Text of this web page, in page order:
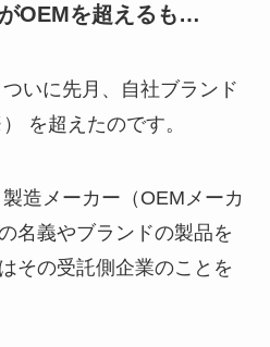
OEMを超えるも…
いに先月、自社ブランド
を超えたのです。
製造メーカー（OEMメーカ
名義やブランドの製品を
その受託側企業のことを